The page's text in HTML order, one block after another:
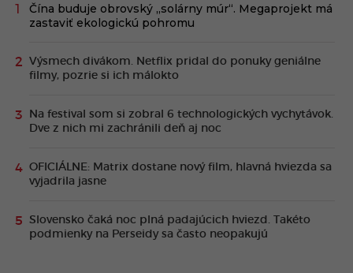
Čína buduje obrovský „solárny múr“. Megaprojekt má
zastaviť ekologickú pohromu
Výsmech divákom. Netflix pridal do ponuky geniálne
filmy, pozrie si ich málokto
Na festival som si zobral 6 technologických vychytávok.
Dve z nich mi zachránili deň aj noc
OFICIÁLNE: Matrix dostane nový film, hlavná hviezda sa
vyjadrila jasne
Slovensko čaká noc plná padajúcich hviezd. Takéto
podmienky na Perseidy sa často neopakujú